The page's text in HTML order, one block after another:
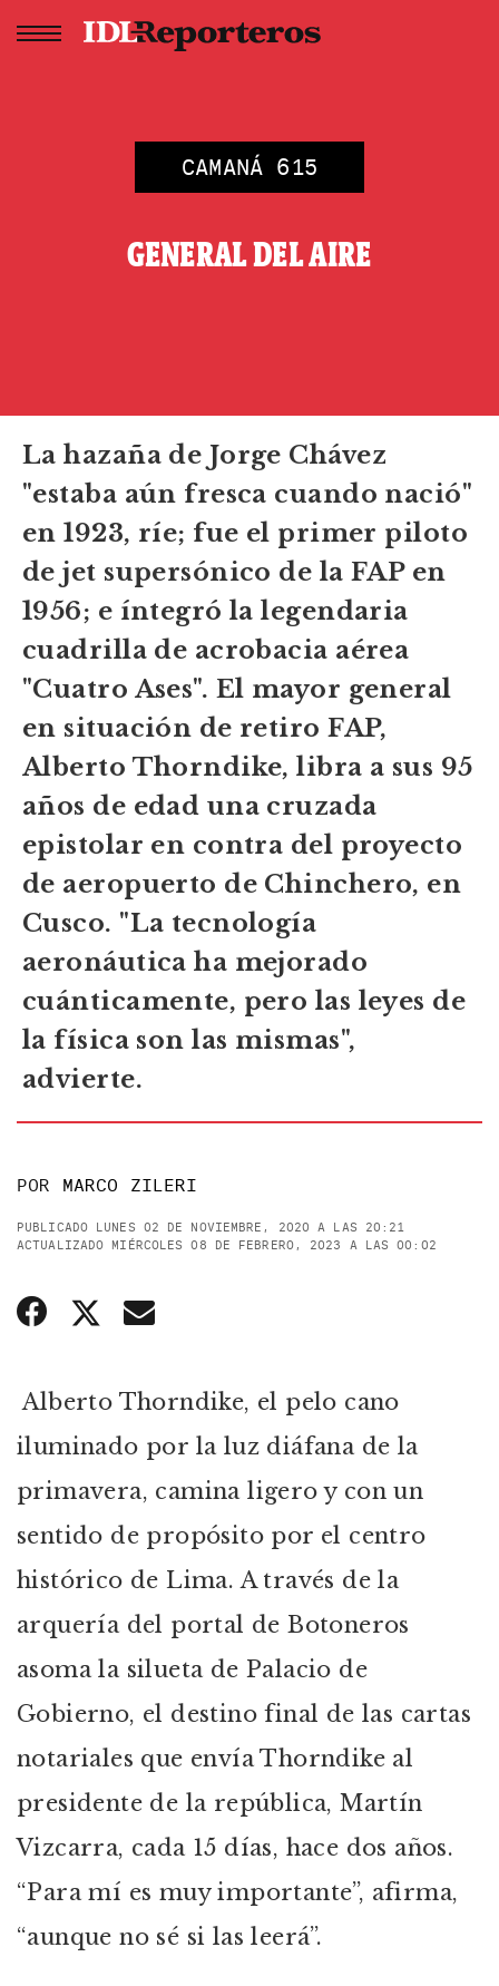
CAMANÁ 615
GENERAL DEL AIRE
La hazaña de Jorge Chávez
"estaba aún fresca cuando nació"
en 1923, ríe; fue el primer piloto
de jet supersónico de la FAP en
1956; e íntegró la legendaria
cuadrilla de acrobacia aérea
"Cuatro Ases". El mayor general
en situación de retiro FAP,
Alberto Thorndike, libra a sus 95
años de edad una cruzada
epistolar en contra del proyecto
de aeropuerto de Chinchero, en
Cusco. "La tecnología
aeronáutica ha mejorado
cuánticamente, pero las leyes de
la física son las mismas",
advierte.
POR MARCO ZILERI
PUBLICADO LUNES 02 DE NOVIEMBRE, 2020 A LAS 20:21
ACTUALIZADO MIÉRCOLES 08 DE FEBRERO, 2023 A LAS 00:02
Alberto Thorndike, el pelo cano
iluminado por la luz diáfana de la
primavera, camina ligero y con un
sentido de propósito por el centro
histórico de Lima. A través de la
arquería del portal de Botoneros
asoma la silueta de Palacio de
Gobierno, el destino final de las cartas
notariales que envía Thorndike al
presidente de la república, Martín
Vizcarra, cada 15 días, hace dos años.
“Para mí es muy importante”, afirma,
“aunque no sé si las leerá”.